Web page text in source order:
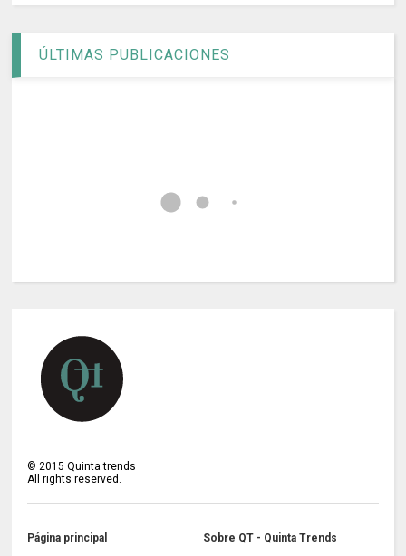
ÚLTIMAS PUBLICACIONES
©2015 Quinta trends
All rights reserved.
Página principal Sobre QT - Quinta Trends